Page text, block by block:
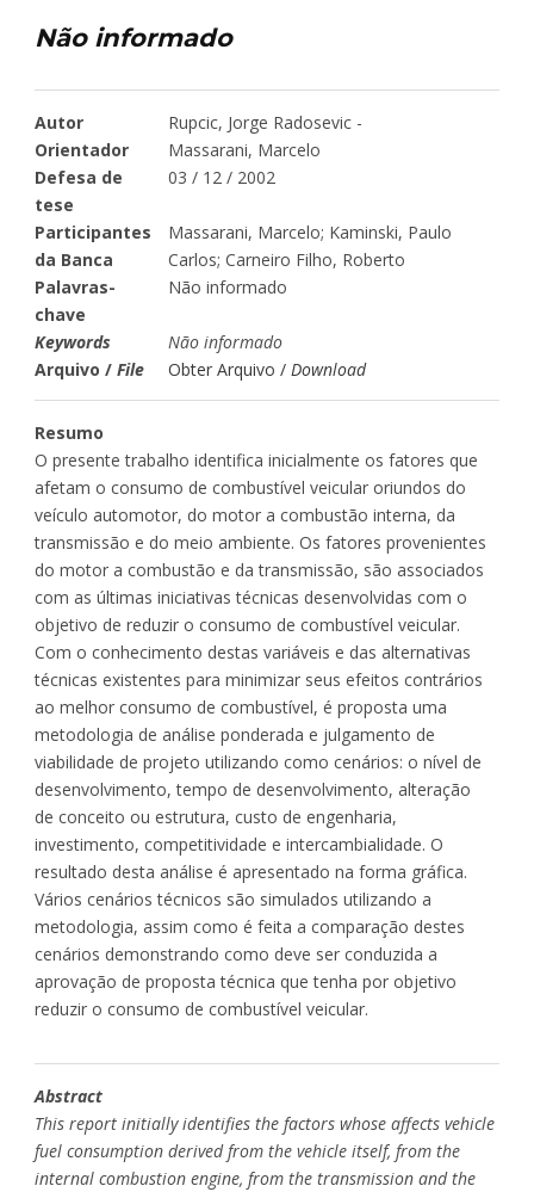
Não informado
Autor
Rupcic, Jorge Radosevic -
Orientador
Massarani, Marcelo
Defesa de
tese
03 / 12 / 2002
Participantes
da Banca
Massarani, Marcelo; Kaminski, Paulo
Carlos; Carneiro Filho, Roberto
Palavras-
chave
Não informado
Keywords
Não informado
Arquivo / File Obter Arquivo / Download
Resumo
O presente trabalho identifica inicialmente os fatores que
afetam o consumo de combustível veicular oriundos do
veículo automotor, do motor a combustão interna, da
transmissão e do meio ambiente. Os fatores provenientes
do motor a combustão e da transmissão, são associados
com as últimas iniciativas técnicas desenvolvidas com o
objetivo de reduzir o consumo de combustível veicular.
Com o conhecimento destas variáveis e das alternativas
técnicas existentes para minimizar seus efeitos contrários
ao melhor consumo de combustível, é proposta uma
metodologia de análise ponderada e julgamento de
viabilidade de projeto utilizando como cenários: o nível de
desenvolvimento, tempo de desenvolvimento, alteração
de conceito ou estrutura, custo de engenharia,
investimento, competitividade e intercambialidade. O
resultado desta análise é apresentado na forma gráfica.
Vários cenários técnicos são simulados utilizando a
metodologia, assim como é feita a comparação destes
cenários demonstrando como deve ser conduzida a
aprovação de proposta técnica que tenha por objetivo
reduzir o consumo de combustível veicular.
Abstract
This report initially identifies the factors whose affects vehicle
fuel consumption derived from the vehicle itself, from the
internal combustion engine, from the transmission and the